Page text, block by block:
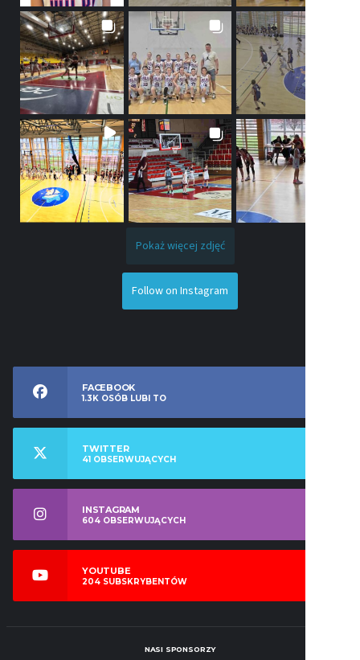
Pokaż więcej zdjęć
Follow on Instagram
FACEBOOK
1.3K OSÓB LUBI TO
TWITTER
41 OBSERWUJĄCYCH
INSTAGRAM
604 OBSERWUJĄCYCH
YOUTUBE
204 SUBSKRYBENTÓW
NASI SPONSORZY